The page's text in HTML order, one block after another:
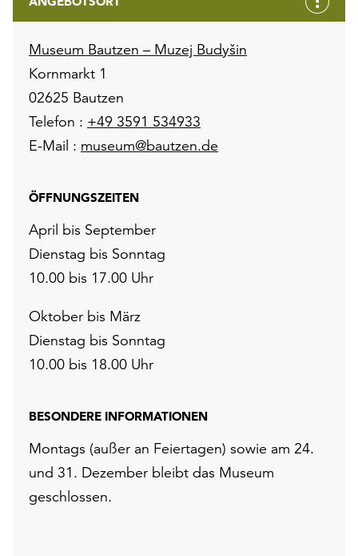
Museum Bautzen – Muzej Budyšin
Kornmarkt 1
02625 Bautzen
Telefon : +49 3591 534933
E-Mail : museum@bautzen.de
ÖFFNUNGSZEITEN
April bis September
Dienstag bis Sonntag
10.00 bis 17.00 Uhr
Oktober bis März
Dienstag bis Sonntag
10.00 bis 18.00 Uhr
BESONDERE INFORMATIONEN
Montags (außer an Feiertagen) sowie am 24.
und 31. Dezember bleibt das Museum
geschlossen.